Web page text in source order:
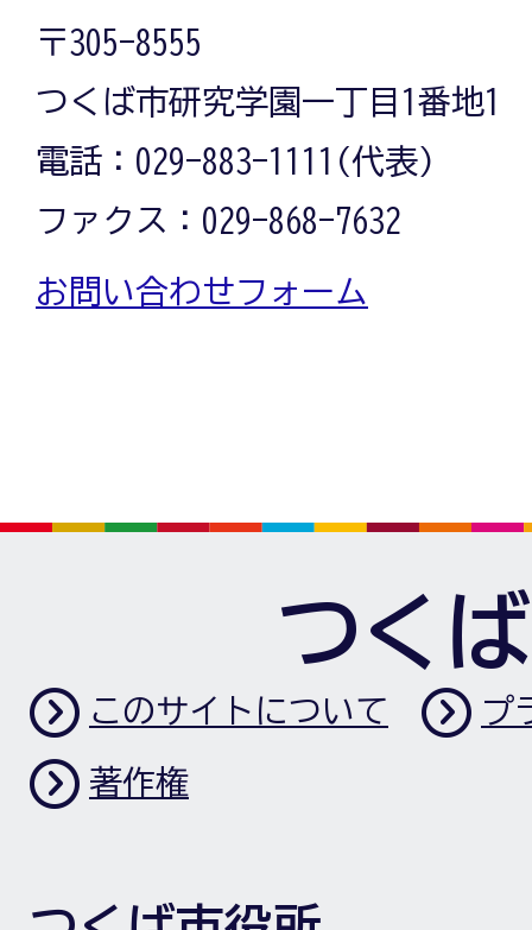
〒305-8555
つくば市研究学園一丁目1番地1
電話：029-883-1111(代表)
ファクス：029-868-7632
お問い合わせフォーム
つく
このサイトについて プ
著作権